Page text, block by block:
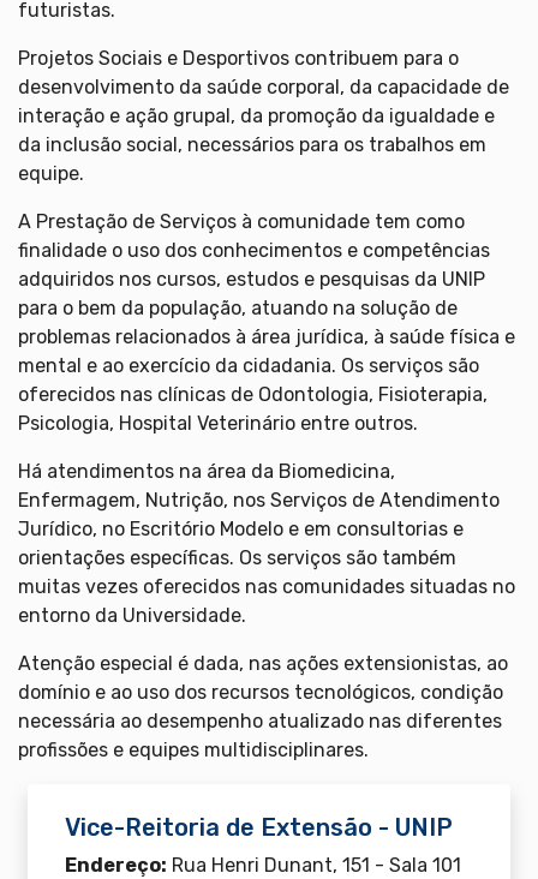
futuristas.
Projetos Sociais e Desportivos contribuem para o
desenvolvimento da saúde corporal, da capacidade de
interação e ação grupal, da promoção da igualdade e
da inclusão social, necessários para os trabalhos em
equipe.
A Prestação de Serviços à comunidade tem como
finalidade o uso dos conhecimentos e competências
adquiridos nos cursos, estudos e pesquisas da UNIP
para o bem da população, atuando na solução de
problemas relacionados à área jurídica, à saúde física e
mental e ao exercício da cidadania. Os serviços são
oferecidos nas clínicas de Odontologia, Fisioterapia,
Psicologia, Hospital Veterinário entre outros.
Há atendimentos na área da Biomedicina,
Enfermagem, Nutrição, nos Serviços de Atendimento
Jurídico, no Escritório Modelo e em consultorias e
orientações específicas. Os serviços são também
muitas vezes oferecidos nas comunidades situadas no
entorno da Universidade.
Atenção especial é dada, nas ações extensionistas, ao
domínio e ao uso dos recursos tecnológicos, condição
necessária ao desempenho atualizado nas diferentes
profissões e equipes multidisciplinares.
Vice-Reitoria de Extensão - UNIP
Endereço: Rua Henri Dunant, 151 - Sala 101